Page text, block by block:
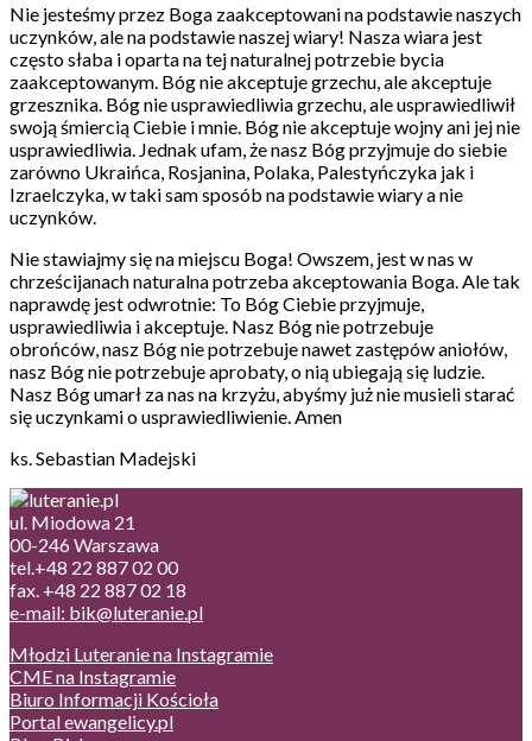
Nie jesteśmy przez Boga zaakceptowani na podstawie naszych
uczynków, ale na podstawie naszej wiary! Nasza wiara jest
często słaba i oparta na tej naturalnej potrzebie bycia
zaakceptowanym. Bóg nie akceptuje grzechu, ale akceptuje
grzesznika. Bóg nie usprawiedliwia grzechu, ale usprawiedliwił
swoją śmiercią Ciebie i mnie. Bóg nie akceptuje wojny ani jej nie
usprawiedliwia. Jednak ufam, że nasz Bóg przyjmuje do siebie
zarówno Ukraińca, Rosjanina, Polaka, Palestyńczyka jak i
Izraelczyka, w taki sam sposób na podstawie wiary a nie
uczynków.
Nie stawiajmy się na miejscu Boga! Owszem, jest w nas w
chrześcijanach naturalna potrzeba akceptowania Boga. Ale tak
naprawdę jest odwrotnie: To Bóg Ciebie przyjmuje,
usprawiedliwia i akceptuje. Nasz Bóg nie potrzebuje
obrońców, nasz Bóg nie potrzebuje nawet zastępów aniołów,
nasz Bóg nie potrzebuje aprobaty, o nią ubiegają się ludzie.
Nasz Bóg umarł za nas na krzyżu, abyśmy już nie musieli starać
się uczynkami o usprawiedliwienie. Amen
ks. Sebastian Madejski
ul. Miodowa 21
00-246 Warszawa
tel.+48 22 887 02 00
fax. +48 22 887 02 18
e-mail: bik@luteranie.pl
Młodzi Luteranie na Instagramie
CME na Instagramie
Biuro Informacji Kościoła
Portal ewangelicy.pl